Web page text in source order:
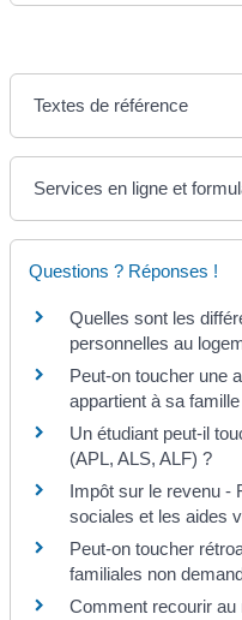
Textes de référence
Services en ligne et
Questions ? Réponses !
Quelles sont les
personnelles au
Peut-on toucher une
appartient à sa
Un étudiant peut-il
(APL, ALS, ALF) ?
Impôt sur le revenu -
sociales et les aides
Peut-on toucher
familiales non
Comment recourir au